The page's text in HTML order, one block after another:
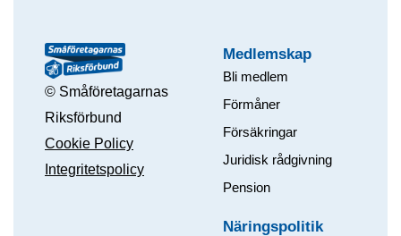
© Småföretagarnas
Riksförbund
Cookie Policy
Integritetspolicy
Medlemskap
Bli medlem
Förmåner
Försäkringar
Juridisk rådgivning
Pension
Näringspolitik